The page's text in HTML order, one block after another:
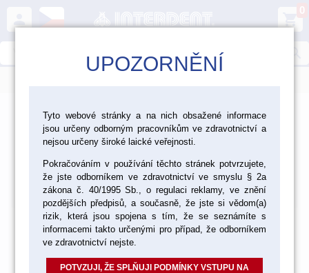
person shopping_cart
0
> Ordinace > Nástroje > Nástroje Hammacher
Chirurgické nůžky
Chirurgické nůžky
Výchozí Od nejlevnějšího Od nejdražšího Nalezeno
UPOZORNĚNÍ
Tyto webové stránky a na nich obsažené informace
jsou určeny odborným pracovníkům ve zdravotnictví a
nejsou určeny široké laické veřejnosti.
Pokračováním v používání těchto stránek potvrzujete,
že jste odborníkem ve zdravotnictví ve smyslu § 2a
zákona č. 40/1995 Sb., o regulaci reklamy, ve znění
pozdějších předpisů, a současně, že jste si vědom(a)
rizik, která jsou spojena s tím, že se seznámíte s
informacemi takto určenými pro případ, že odborníkem
ve zdravotnictví nejste.
POTVZUJI, ŽE SPLŇUJI PODMÍNKY VSTUPU NA